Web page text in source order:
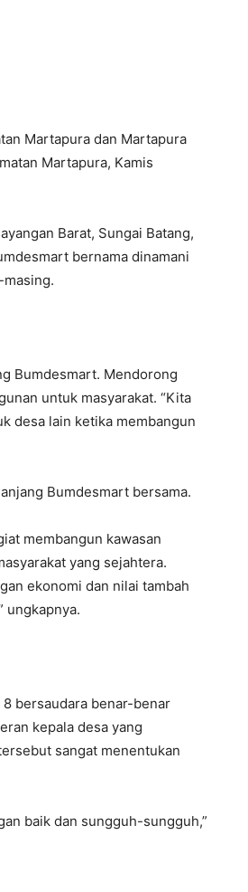
Martapura dan Martapura
Martapura, Kamis
Barat, Sungai Batang,
bernama dinamani
masing.
Bumdesmart. Mendorong
untuk masyarakat. “Kita
desa lain ketika membangun
Bumdesmart bersama.
membangun kawasan
yang sejahtera.
ekonomi dan nilai tambah
ungkapnya.
bersaudara benar-benar
kepala desa yang
sangat menentukan
baik dan sungguh-sungguh,”